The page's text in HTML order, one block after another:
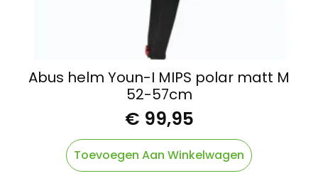
Abus helm Youn-I MIPS polar matt M
52-57cm
€ 99,95
Toevoegen Aan Winkelwagen